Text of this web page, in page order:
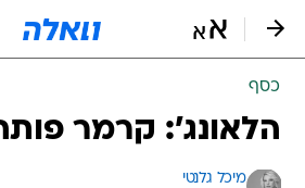
כסף
הלאונג': קרמר
מיכל גלנטי